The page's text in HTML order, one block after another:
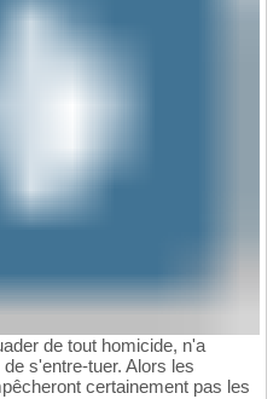
de tout homicide, n'a
s'entre-tuer. Alors les
certainement pas les